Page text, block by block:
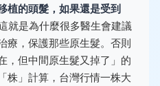
植的頭髮，如果還是受到
就是為什麼很多醫生會建議
療，保護那些原生髮。否則
，但中間原生髮又掉了」的
株」計算，台灣行情一株大